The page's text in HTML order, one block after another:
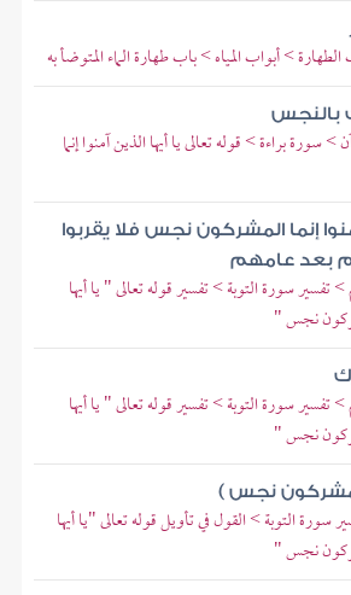
> أبواب المياه > باب طهارة الماء المتوضأ به
بالنجس
سورة براءة > قوله تعالى يا أيها الذين آمنوا إنما
إنما المشركون نجس فلا يقربوا
بعد عامهم
تفسير سورة التوبة > تفسير قوله تعالى " يا أيها
نجس "
تفسير سورة التوبة > تفسير قوله تعالى " يا أيها
نجس "
نجس )
سورة التوبة > القول في تأويل قوله تعالى "يا أيها
نجس "